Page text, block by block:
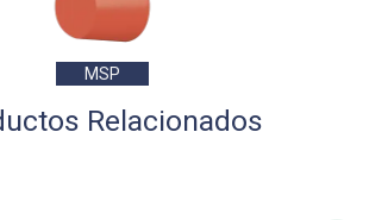
MSP
Relacionados